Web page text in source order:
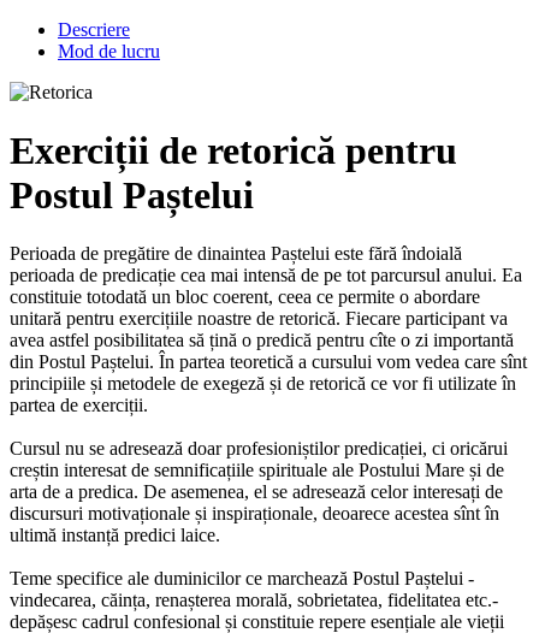
Descriere
Mod de lucru
Exerciții de retorică pentru
Postul Paștelui
Perioada de pregătire de dinaintea Paștelui este fără îndoială
perioada de predicație cea mai intensă de pe tot parcursul anului. Ea
constituie totodată un bloc coerent, ceea ce permite o abordare
unitară pentru exercițiile noastre de retorică. Fiecare participant va
avea astfel posibilitatea să țină o predică pentru cîte o zi importantă
din Postul Paștelui. În partea teoretică a cursului vom vedea care sînt
principiile și metodele de exegeză și de retorică ce vor fi utilizate în
partea de exerciții.
Cursul nu se adresează doar profesioniștilor predicației, ci oricărui
creștin interesat de semnificațiile spirituale ale Postului Mare și de
arta de a predica. De asemenea, el se adresează celor interesați de
discursuri motivaționale și inspiraționale, deoarece acestea sînt în
ultimă instanță predici laice.
Teme specifice ale duminicilor ce marchează Postul Paștelui -
vindecarea, căința, renașterea morală, sobrietatea, fidelitatea etc.-
depășesc cadrul confesional și constituie repere esențiale ale vieții